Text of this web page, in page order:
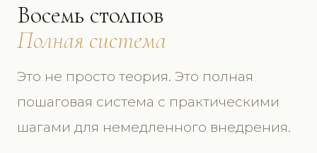
Восемь столпов
Полная система
Это не просто теория. Это полная
пошаговая система с практическими
шагами для немедленного внедрения.